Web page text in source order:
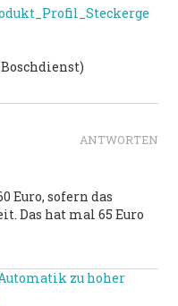
ANTWORTEN
Euro, sofern das
Das hat mal 65 Euro
zu hoher